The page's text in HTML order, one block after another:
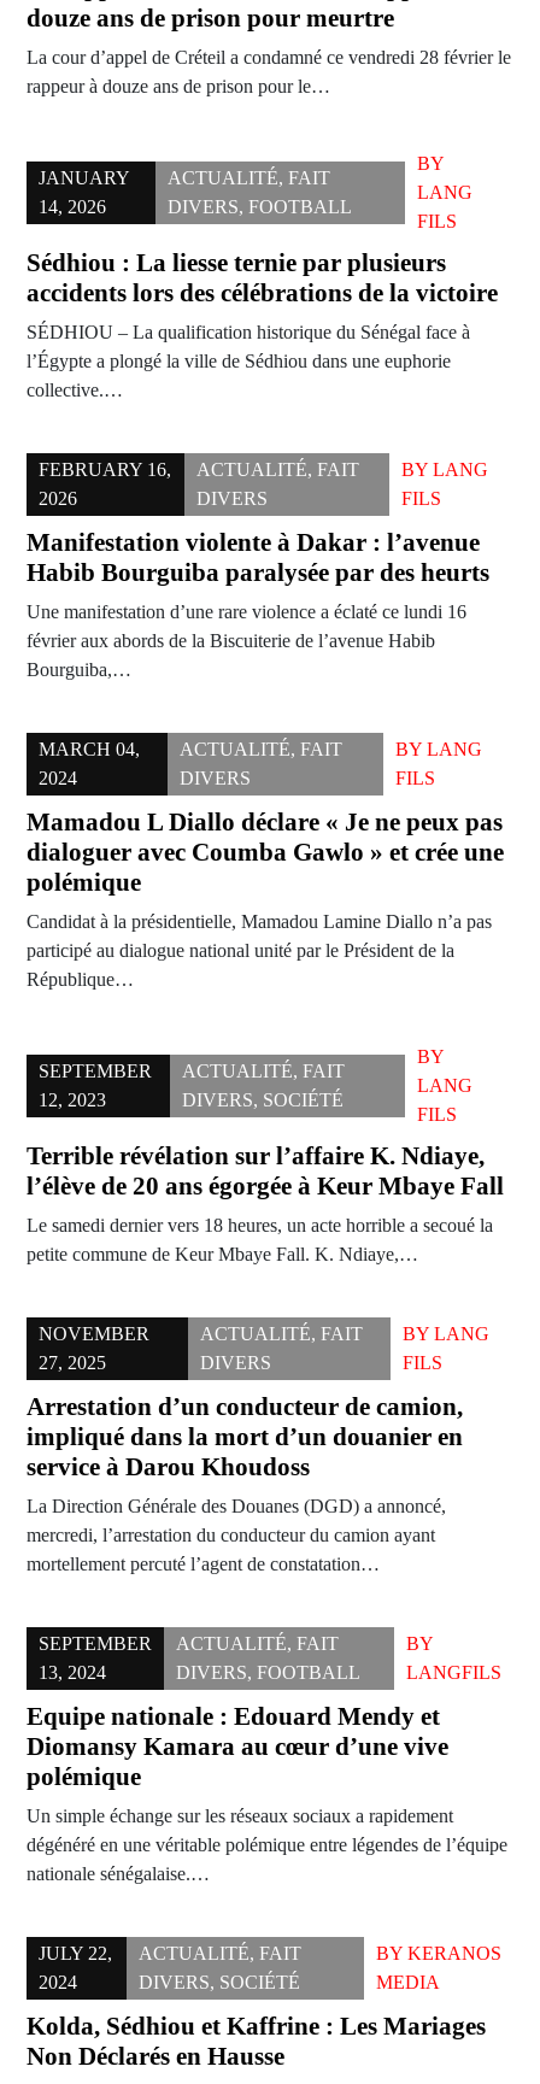
douze ans de prison pour meurtre
La cour d’appel de Créteil a condamné ce vendredi 28 février le
rappeur à douze ans de prison pour le…
JANUARY
14, 2026
ACTUALITÉ, FAIT
DIVERS, FOOTBALL
BY
LANG
FILS
Sédhiou : La liesse ternie par plusieurs
accidents lors des célébrations de la victoire
SÉDHIOU – La qualification historique du Sénégal face à
l’Égypte a plongé la ville de Sédhiou dans une euphorie
collective.…
FEBRUARY 16,
2026
ACTUALITÉ, FAIT
DIVERS
BYLANG
FILS
Manifestation violente à Dakar : l’avenue
Habib Bourguiba paralysée par des heurts
Une manifestation d’une rare violence a éclaté ce lundi 16
février aux abords de la Biscuiterie de l’avenue Habib
Bourguiba,…
MARCH 04,
2024
ACTUALITÉ, FAIT
DIVERS
BYLANG
FILS
Mamadou L Diallo déclare « Je ne peux pas
dialoguer avec Coumba Gawlo » et crée une
polémique
Candidat à la présidentielle, Mamadou Lamine Diallo n’a pas
participé au dialogue national unité par le Président de la
République…
SEPTEMBER
12, 2023
ACTUALITÉ, FAIT
DIVERS, SOCIÉTÉ
BY
LANG
FILS
Terrible révélation sur l’affaire K. Ndiaye,
l’élève de 20 ans égorgée à Keur Mbaye Fall
Le samedi dernier vers 18 heures, un acte horrible a secoué la
petite commune de Keur Mbaye Fall. K. Ndiaye,…
NOVEMBER
27, 2025
ACTUALITÉ, FAIT
DIVERS
BYLANG
FILS
Arrestation d’un conducteur de camion,
impliqué dans la mort d’un douanier en
service à Darou Khoudoss
La Direction Générale des Douanes (DGD) a annoncé,
mercredi, l’arrestation du conducteur du camion ayant
mortellement percuté l’agent de constatation…
SEPTEMBER
13, 2024
ACTUALITÉ, FAIT
DIVERS, FOOTBALL
BY
LANGFILS
Equipe nationale : Edouard Mendy et
Diomansy Kamara au cœur d’une vive
polémique
Un simple échange sur les réseaux sociaux a rapidement
dégénéré en une véritable polémique entre légendes de l’équipe
nationale sénégalaise.…
JULY 22,
2024
ACTUALITÉ, FAIT
DIVERS, SOCIÉTÉ
BY KERANOS
MEDIA
Kolda, Sédhiou et Kaffrine : Les Mariages
Non Déclarés en Hausse